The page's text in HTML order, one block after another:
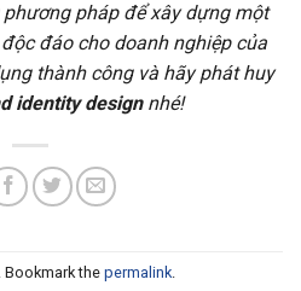
pháp để xây dựng một
đáo cho doanh nghiệp của
thành công và hãy phát huy
identity designnhé!
. Bookmark the permalink